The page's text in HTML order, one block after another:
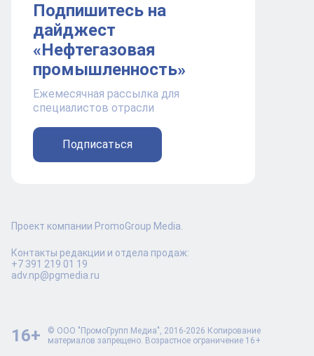
Подпишитесь на
дайджест
«Нефтегазовая
промышленность»
Ежемесячная рассылка для
специалистов отрасли
Подписаться
Проект компании PromoGroup Media.
Контакты редакции и отдела продаж:
+7 391 219 01 19
adv.np@pgmedia.ru
© ООО "ПромоГрупп Медиа", 2016-2026 Копирование
материалов запрещено. Возрастное ограничение 16+
16+